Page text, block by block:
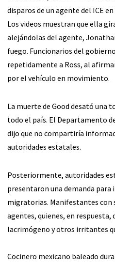
disparos de un agente del ICE
Los videos muestran que ella
alejándolas del agente,
fuego. Funcionarios del
repetidamente a Ross, al
por el vehículo en movimiento.
La muerte de Good desató una
todo el país. El Departamento
dijo que no compartiría
autoridades estatales.
Posteriormente, autoridades
presentaron una demanda
migratorias. Manifestantes con
agentes, quienes, en respuesta,
lacrimógeno y otros irritantes
Cocinero mexicano baleado